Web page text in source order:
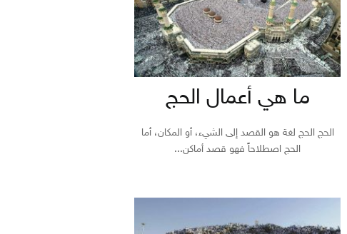
ما هي أعمال الحج
الحج الحج لغة هو القصد إلى الشيء، أو المكان، أما
الحج اصطلاحاً فهو قصد أماكن...